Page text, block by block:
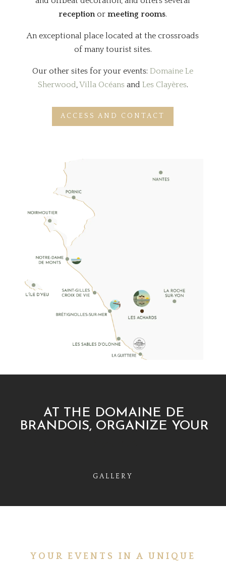
receptionormeeting rooms.
An exceptional place located at the crossroads
of many tourist sites.
Our other sites for your events: Domaine Le
Sherwood,Villa Océansand Les Clayères.
ACCESS AND CONTACT
<
: :
AT THE DOMAINE DE
BRANDOIS, ORGANIZE YOUR
GALLERY
YOUR EVENTS IN A UNIQUE